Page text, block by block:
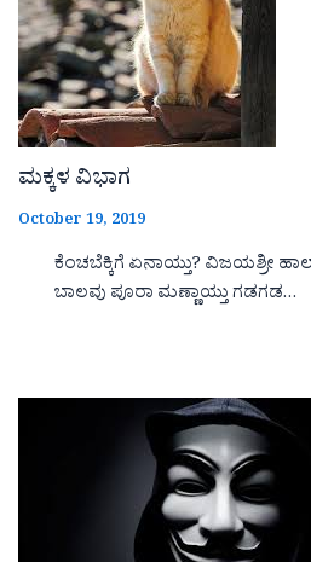
ಮಕ್ಕಳ ವಿಭಾಗ
October 19, 2019
ಕೆಂಚಬೆಕ್ಕಿಗೆ ಏನಾಯ್ತು? ವಿಜಯಶ್ರೀ
ಬಾಲವು ಪೂರಾ ಮಣ್ಣಾಯ್ತು ಗಡಗಡ…